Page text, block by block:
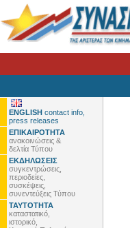
ENGLISH contact info,
press releases
ΕΠΙΚΑΙΡΟΤΗΤΑ
ανακοινώσεις &
δελτία Τύπου
ΕΚΔΗΛΩΣΕΙΣ
συγκεντρώσεις,
περιοδείες,
συσκέψεις,
συνεντεύξεις Τύπου
ΤΑΥΤΟΤΗΤΑ
καταστατικό,
ιστορικό,